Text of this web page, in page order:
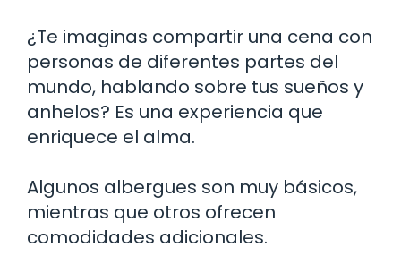
¿Te imaginas compartir una cena con
personas de diferentes partes del
mundo, hablando sobre tus sueños y
anhelos? Es una experiencia que
enriquece el alma.
Algunos albergues son muy básicos,
mientras que otros ofrecen
comodidades adicionales.